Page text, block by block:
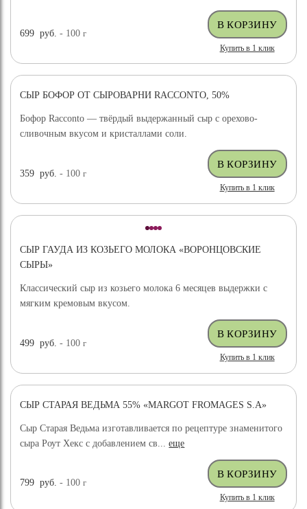
699 руб. - 100г
Купить в 1 клик
СЫР БОФОР ОТ СЫРОВАРНИ RACCONTO, 50%
Бофор Racconto — твёрдый выдержанный сыр с орехово-
сливочным вкусом и кристаллами соли.
359 руб. - 100г
Купить в 1 клик
СЫР ГАУДА ИЗ КОЗЬЕГО МОЛОКА «ВОРОНЦОВСКИЕ
СЫРЫ»
Классический сыр из козьего молока 6 месяцев выдержки с
мягким кремовым вкусом.
499 руб. - 100г
Купить в 1 клик
СЫР СТАРАЯ ВЕДЬМА 55% «MARGOT FROMAGES S.A»
Сыр Старая Ведьма изготавливается по рецептуре знаменитого
сыра Роут Хекс с добавлением св...еще
799 руб. - 100г
Купить в 1 клик